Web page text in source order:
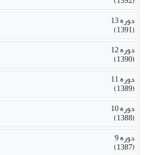
دوره 13
(1391)
دوره 12
(1390)
دوره 11
(1389)
دوره 10
(1388)
دوره 9
(1387)